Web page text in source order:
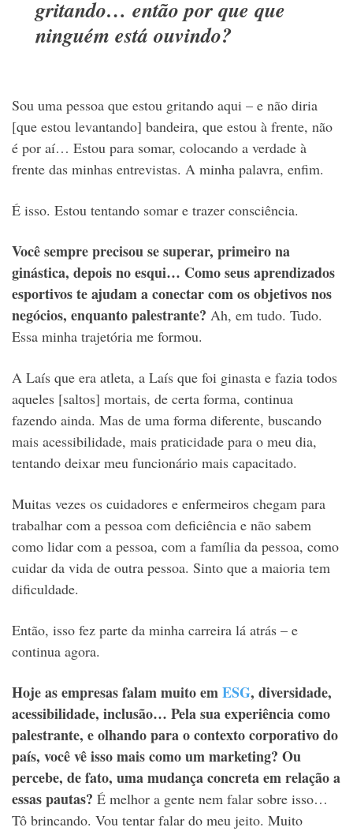
gritando… então por que que
ninguém está ouvindo?
Sou uma pessoa que estou gritando aqui – e não diria
[que estou levantando] bandeira, que estou à frente, não
é por aí… Estou para somar, colocando a verdade à
frente das minhas entrevistas. A minha palavra, enfim.
É isso. Estou tentando somar e trazer consciência.
Você sempre precisou se superar, primeiro na
ginástica, depois no esqui… Como seus aprendizados
esportivos te ajudam a conectar com os objetivos nos
negócios, enquanto palestrante? Ah, em tudo. Tudo.
Essa minha trajetória me formou.
A Laís que era atleta, a Laís que foi ginasta e fazia todos
aqueles [saltos] mortais, de certa forma, continua
fazendo ainda. Mas de uma forma diferente, buscando
mais acessibilidade, mais praticidade para o meu dia,
tentando deixar meu funcionário mais capacitado.
Muitas vezes os cuidadores e enfermeiros chegam para
trabalhar com a pessoa com deficiência e não sabem
como lidar com a pessoa, com a família da pessoa, como
cuidar da vida de outra pessoa. Sinto que a maioria tem
dificuldade.
Então, isso fez parte da minha carreira lá atrás – e
continua agora.
Hoje as empresas falam muito emESG, diversidade,
acessibilidade, inclusão… Pela sua experiência como
palestrante, e olhando para o contexto corporativo do
país, você vê isso mais como um marketing? Ou
percebe, de fato, uma mudança concreta em relação a
essas pautas? É melhor a gente nem falar sobre isso…
Tô brincando. Vou tentar falar do meu jeito. Muito